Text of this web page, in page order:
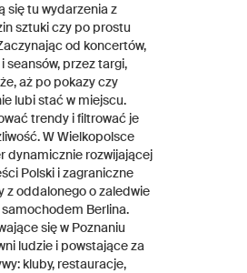
się tu wydarzenia z
sztuki czy po prostu
od koncertów,
seansów, przez targi,
aż po pokazy czy
lubi stać w miejscu.
trendy i filtrować je
W Wielkopolsce
dynamicznie rozwijającej
Polski i zagraniczne
z oddalonego o zaledwie
Berlina.
się w Poznaniu
ludzie i powstające za
kluby, restauracje,